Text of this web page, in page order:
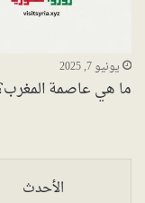
يونيو 7, 2025
ما هي عاصمة
الأحدث